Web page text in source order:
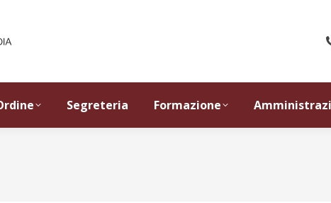
Segreteria Formazione